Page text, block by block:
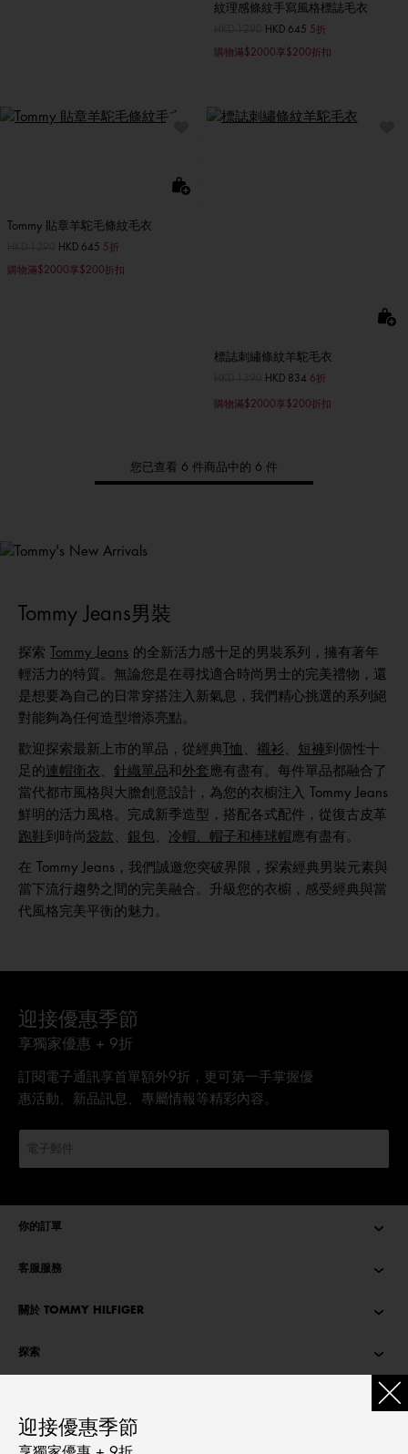
紋理感條紋手寫風格標誌毛衣
至HKD 645 5折
購物滿$2000享$200折扣
Tommy 貼章羊駝毛條紋毛衣
至HKD 645 5折
購物滿$2000享$200折扣
標誌刺繡條紋羊駝毛衣
至HKD 834 6折
購物滿$2000享$200折扣
您已查看 6 件商品中的 6 件
Tommy Jeans男裝
探索 Tommy Jeans 的全新活力感十足的男裝系列，擁有著年
輕活力的特質。無論您是在尋找適合時尚男士的完美禮物，還
是想要為自己的日常穿搭注入新氣息，我們精心挑選的系列絕
對能夠為任何造型增添亮點。
歡迎探索最新上市的單品，從經典 T恤 、 襯衫 、 短褲 到個性十
足的連帽衛衣 、 針織單品和 外套 應有盡有。每件單品都融合了
當代都市風格與大膽創意設計，為您的衣櫥注入 Tommy Jeans
鮮明的活力風格。完成新季造型，搭配各式配件，從復古皮革
跑鞋到時尚 袋款 、 銀包、 冷帽、帽子和棒球帽 應有盡有。
在 Tommy Jeans，我們誠邀您突破界限，探索經典男裝元素與
當下流行趨勢之間的完美融合。升級您的衣櫥，感受經典與當
代風格完美平衡的魅力。
迎接優惠季節
享獨家優惠 + 9折
訂閱電子通訊享首單額外9折，更可第一手掌握優
惠活動、新品訊息、專屬情報等精彩內容。
你的訂單
客服服務
關於 TOMMY HILFIGER
探索
語言
迎接優惠季節